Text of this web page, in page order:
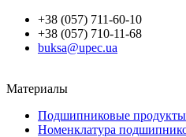
+38 (057) 711-60-10
+38 (057) 710-11-68
buksa@upec.ua
Материалы
Подшипниковые продукты
Номенклатура